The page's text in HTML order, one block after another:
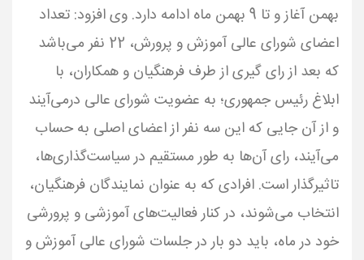
بهمن آغاز و تا 9 بهمن ماه ادامه دارد. وی افزود: تعداد
اعضای شورای عالی آموزش و پرورش، 22 نفر می‌باشد
که بعد از رای گیری از طرف فرهنگیان و همکاران، با
ابلاغ رئیس جمهوری؛ به عضویت شورای عالی درمی‌آیند
و از آن جایی که این سه نفر از اعضای اصلی به حساب
می‌آیند، رای آن‌ها به طور مستقیم در سیاست‌گذاری‌ها،
تاثیرگذار است. افرادی که به عنوان نمایندگان فرهنگیان،
انتخاب می‌شوند، در کنار فعالیت‌های آموزشی و پرورشی
خود در ماه، باید دو بار در جلسات شورای عالی آموزش و